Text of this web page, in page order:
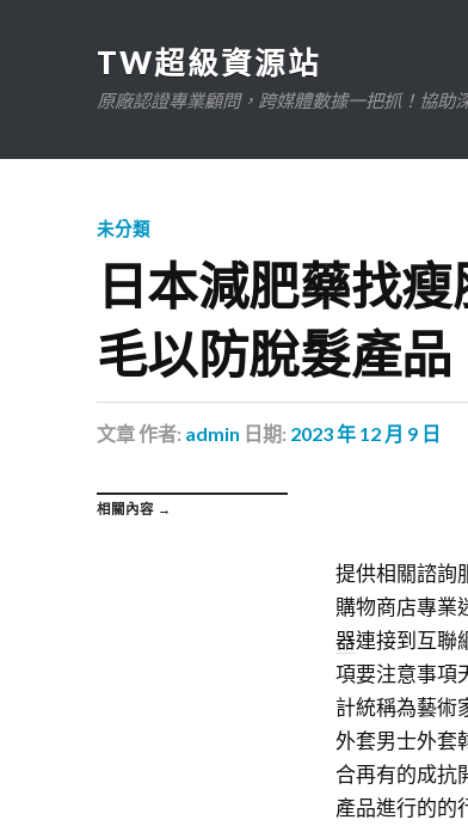
TW超級資源站
原廠認證專業顧問，跨媒體數據一把抓！協助
未分類
日本減肥藥找
毛以防脫髮產品
文章作者: admin 日期: 2023 年 12 月 9 日
相關內容 →
提供相關諮詢
購物商店專業
器連接到互聯
項要注意事項
計統稱為藝術
外套男士外套
合再有的成抗
產品進行的的